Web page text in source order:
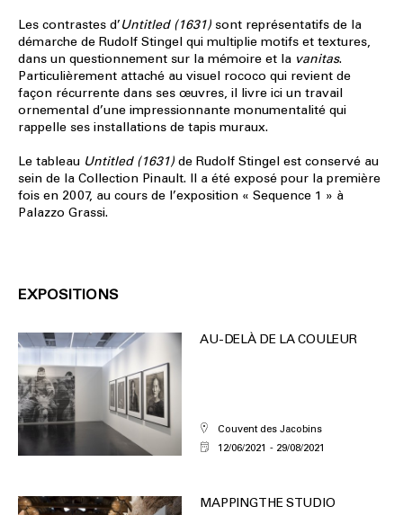
Les contrastes d’Untitled (1631) sont représentatifs de la
démarche de Rudolf Stingel qui multiplie motifs et textures,
dans un questionnement sur la mémoire et la vanitas.
Particulièrement attaché au visuel rococo qui revient de
façon récurrente dans ses œuvres, il livre ici un travail
ornemental d’une impressionnante monumentalité qui
rappelle ses installations de tapis muraux.
Le tableau Untitled (1631) de Rudolf Stingel est conservé au
sein de la Collection Pinault. Il a été exposé pour la première
fois en 2007, au cours de l’exposition « Sequence 1 » à
Palazzo Grassi.
EXPOSITIONS
AU-DELÀ DE LA COULEUR
Couvent des Jacobins
12/06/2021
29/08/2021
MAPPING THE STUDIO